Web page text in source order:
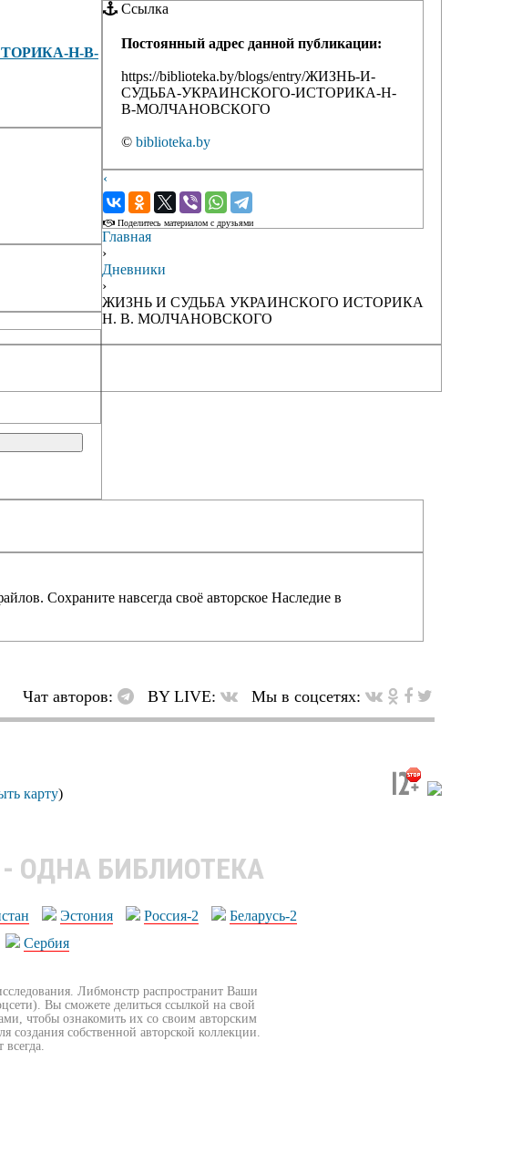
Н-В-
Ссылка
Постоянный адрес данной публикации:
https://biblioteka.by/blogs/entry/ЖИЗНЬ-И-
СУДЬБА-УКРАИНСКОГО-ИСТОРИКА-Н-
В-МОЛЧАНОВСКОГО
© biblioteka.by
‹
›
Поделитесь материалом с друзьями
Сохраните навсегда своё авторское Наследие в
Главная
›
Дневники
›
ЖИЗНЬ И СУДЬБА УКРАИНСКОГО ИСТОРИКА
Н. В. МОЛЧАНОВСКОГО
Чат авторов: BY LIVE: Мы в соцсетях:
карту)
ОДНА БИБЛИОТЕКА
Эстония Россия-2
Беларусь-2
Сербия
Либмонстр распространит Ваши
Вы сможете делиться ссылкой на свой
чтобы ознакомить их со своим авторским
собственной авторской коллекции.